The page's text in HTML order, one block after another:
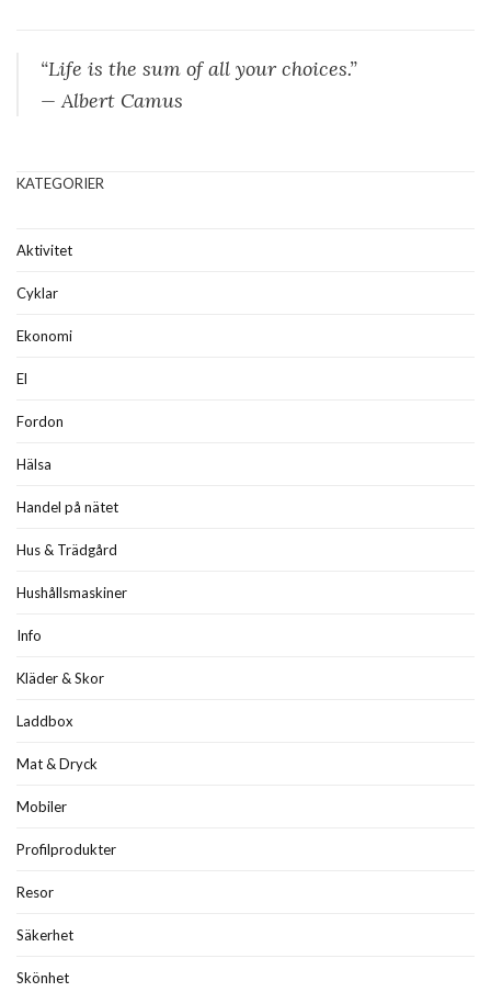
“Life is the sum of all your choices.”
— Albert Camus
KATEGORIER
Aktivitet
Cyklar
Ekonomi
El
Fordon
Hälsa
Handel på nätet
Hus & Trädgård
Hushållsmaskiner
Info
Kläder & Skor
Laddbox
Mat & Dryck
Mobiler
Profilprodukter
Resor
Säkerhet
Skönhet